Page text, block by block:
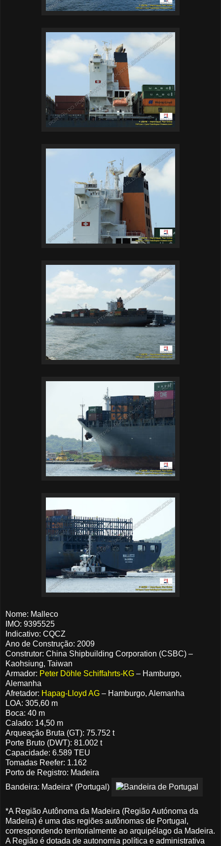
Nome: Malleco
IMO: 9395525
Indicativo: CQCZ
Ano de Construção: 2009
Construtor: China Shipbuilding Corporation (CSBC) –
Kaohsiung, Taiwan
Armador: Peter Döhle Schiffahrts-KG – Hamburgo,
Alemanha
Afretador: Hapag-Lloyd AG – Hamburgo, Alemanha
LOA: 305,60 m
Boca: 40 m
Calado: 14,50 m
Arqueação Bruta (GT): 75.752 t
Porte Bruto (DWT): 81.002 t
Capacidade: 6.589 TEU
Tomadas Reefer: 1.162
Porto de Registro: Madeira
Bandeira: Madeira* (Portugal)
*A Região Autônoma da Madeira (Região Autónoma da
Madeira) é uma das regiões autônomas de Portugal,
correspondendo territorialmente ao arquipélago da Madeira.
A Região é dotada de autonomia política e administrativa